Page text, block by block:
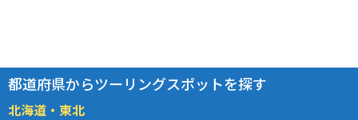
都道府県からツーリングスポットを探す
北海道・東北